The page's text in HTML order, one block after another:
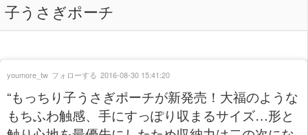
子うさぎポーチ
“もっちり子うさぎポーチが新発売！大福のような
もちふわ触感、手にすっぽり収まるサイズ…形と
youmore_tw フォローする 2016-08-30 15:41:20